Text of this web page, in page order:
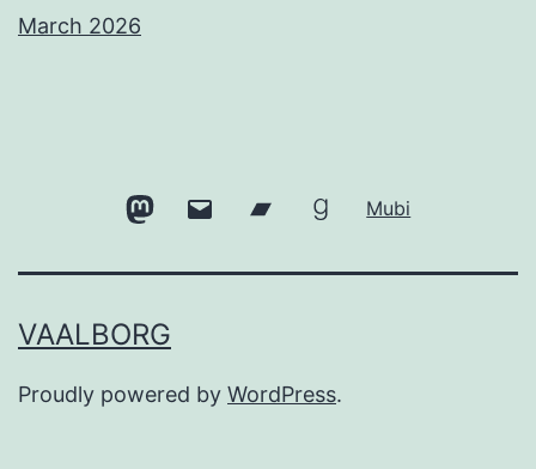
March 2026
MastodonEmail BandcampGoodreads
Mubi
VAALBORG
Proudly powered by WordPress.